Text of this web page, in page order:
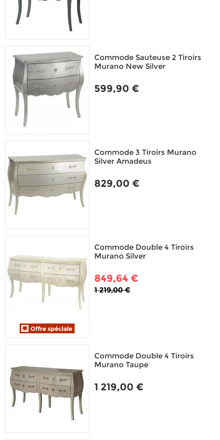
Commode Sauteuse 2 Tiroirs
Murano New Silver
599,90 €
Commode 3 Tiroirs Murano
Silver Amadeus
829,00 €
Commode Double 4 Tiroirs
Murano Silver
849,64 €
1 219,00 €
Commode Double 4 Tiroirs
Murano Taupe
1 219,00 €